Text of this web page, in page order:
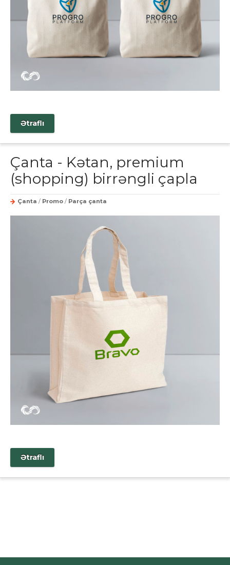
Ətraflı
Çanta - Kətan, premium
(shopping) birrəngli çapla
Çanta / Promo / Parça çanta
Ətraflı